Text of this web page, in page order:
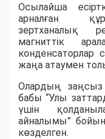
Осылайша
арналған
зертханалық
магниттік
конденсаторлар
жаңа атаумен
Олардың
бабы “Улы
үшін
айналымы”
көзделген.